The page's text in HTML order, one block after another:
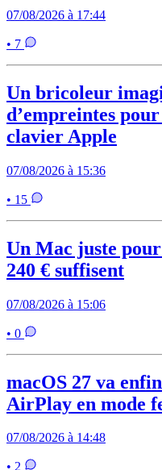
07/08/2026 à 17:44
• 7
Un bricoleur
d’empreintes
clavier Apple
07/08/2026 à 15:36
• 15
Un Mac juste
240 € suffisent
07/08/2026 à 15:06
• 0
macOS 27 va
AirPlay en mode
07/08/2026 à 14:48
• 2